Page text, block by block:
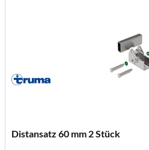
Distansatz 60 mm 2 Stück